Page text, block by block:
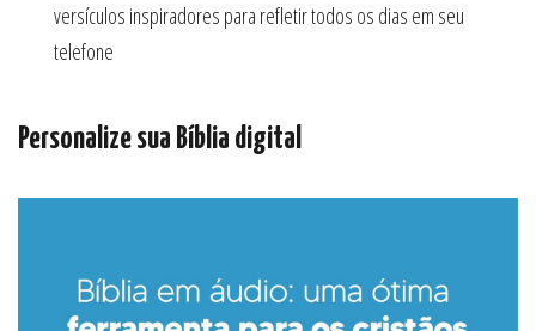
versículos inspiradores para refletir todos os dias em seu
telefone
Personalize sua Bíblia digital